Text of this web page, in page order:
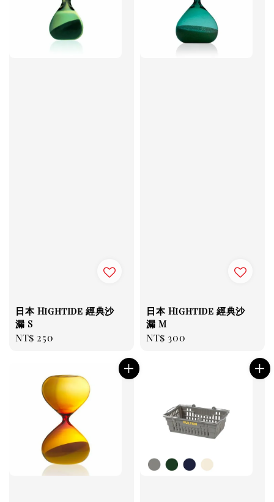
日本 Hightide 經典沙
漏 S
Regular
NT$ 250
日本 Hightide 經典沙
漏 M
Regular
NT$ 300